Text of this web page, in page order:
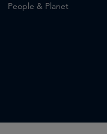
People & Planet